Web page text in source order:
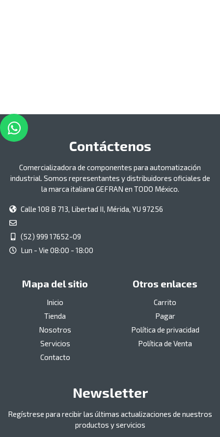
Contáctenos
Comercializadora de componentes para automatización
industrial. Somos representantes y distribuidores oficiales de
la marca italiana GEFRAN en TODO México.
Calle 108 B 713, Libertad II, Mérida, YU 97256
(52) 999 17652-09
Lun - Vie 08:00 - 18:00
Mapa del sitio
Inicio
Tienda
Nosotros
Servicios
Contacto
Otros enlaces
Carrito
Pagar
Política de privacidad
Política de Venta
Newsletter
Regístrese para recibir las últimas actualizaciones de nuestros
productos y servicios